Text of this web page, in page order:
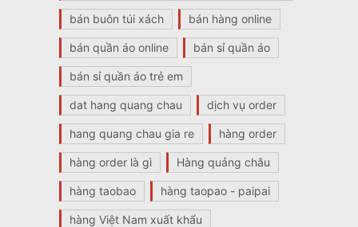
bán buôn túi xách bán hàng online
bán quần áo online bán sỉ quần áo
bán sỉ quần áo trẻ em
dat hang quang chau dịch vụ order
hang quang chau gia re hàng order
hàng order là gì Hàng quảng châu
hàng taobao hàng taopao - paipai
hàng Việt Nam xuất khẩu